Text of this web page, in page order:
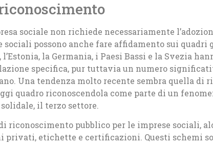
sociale non richiede necessariamente
sociali possono anche fare affidamento sui
l’Estonia, la Germania, i Paesi Bassi e la Svezia
specifica, pur tuttavia un numero
Una tendenza molto recente sembra quella di
quadro riconoscendola come parte di un
il terzo settore.
riconoscimento pubblico per le imprese sociali,
privati, etichette e certificazioni. Questi schemi